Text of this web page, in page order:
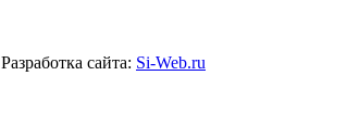
Разработка сайта: Si-Web.ru